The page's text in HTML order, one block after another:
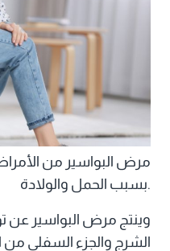
مرض البواسير من
بسبب الحمل والولادة.
وينتج مرض البواسير عن
الشرج والجزء السفلي